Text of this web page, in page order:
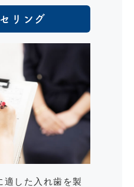
リング
適した入れ歯を製